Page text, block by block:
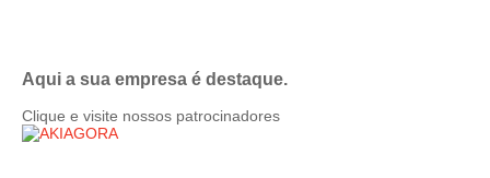
Aqui a sua empresa é destaque.
Clique e visite nossos patrocinadores